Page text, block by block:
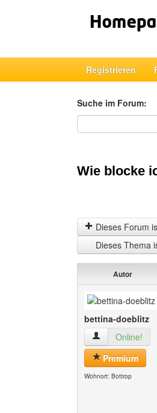
Registrieren
Suche im Forum:
Suche im Forum
Wie blocke
Dieses Forum
Dieses Thema
Autor
bettina-doeblitz
bettina-doeblitz
Online!
Premium
Wohnort: Bottrop